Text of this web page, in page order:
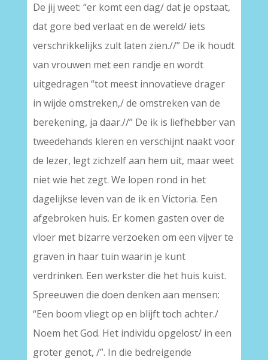
De jij weet: “er komt een dag/ dat je opstaat,
dat gore bed verlaat en de wereld/ iets
verschrikkelijks zult laten zien.//” De ik houdt
van vrouwen met een randje en wordt
uitgedragen “tot meest innovatieve drager
in wijde omstreken,/ de omstreken van de
berekening, ja daar.//” De ik is liefhebber van
tweedehands kleren en verschijnt naakt voor
de lezer, legt zichzelf aan hem uit, maar weet
niet wie het zegt. We lopen rond in het
dagelijkse leven van de ik en Victoria. Een
afgebroken huis. Er komen gasten over de
vloer met bizarre verzoeken om een vijver te
graven in haar tuin waarin je kunt
verdrinken. Een werkster die het huis kuist.
Spreeuwen die doen denken aan mensen:
“Een boom vliegt op en blijft toch achter./
Noem het God. Het individu opgelost/ in een
groter genot, /”. In die bedreigende